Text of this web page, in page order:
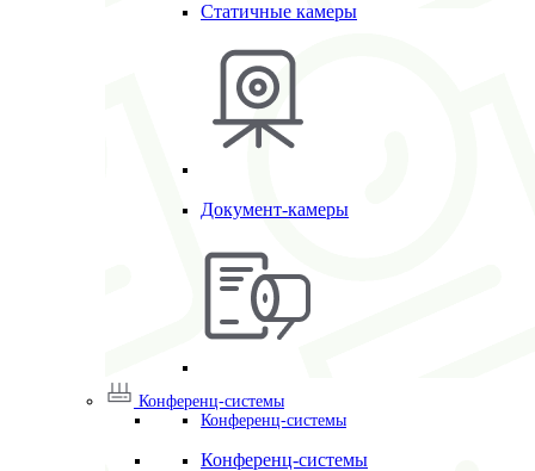
Статичные камеры
Документ-камеры
Конференц-системы
Конференц-системы
Конференц-системы